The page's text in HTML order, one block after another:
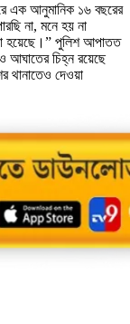
এক আনুমানিক ১৬ বছরের
না, মনে হয় না
হয়েছে।” পুলিশ আপাতত
আঘাতের চিহ্ন রয়েছে
থানাতেও দেওয়া